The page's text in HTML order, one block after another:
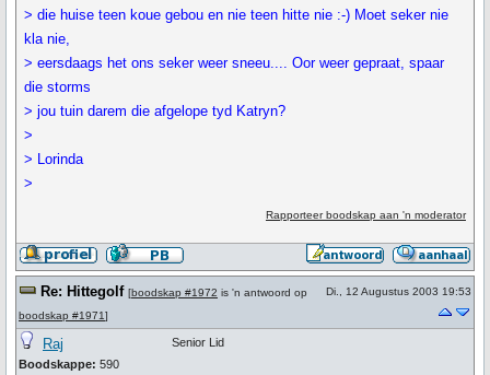
> die huise teen koue gebou en nie teen hitte nie :-) Moet seker nie
kla nie,
> eersdaags het ons seker weer sneeu.... Oor weer gepraat, spaar
die storms
> jou tuin darem die afgelope tyd Katryn?
>
> Lorinda
>
Rapporteer boodskap aan 'n moderator
Re: Hittegolf [boodskap #1972 is 'n antwoord op
boodskap #1971]
Di., 12 Augustus 2003 19:53
Raj
Boodskappe: 590
Senior Lid